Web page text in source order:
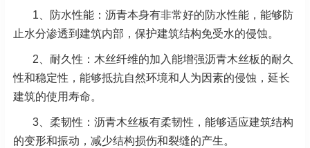
1、
防水性能：沥青本身有非常好的防水性能，能够防
止水分渗透到建筑内部，保护建筑结构免受水的侵蚀。
2、 耐久性：木丝纤维的加入能增强沥青木丝板的耐久
性和稳定性，能够抵抗自然环境和人为因素的侵蚀，延长
建筑的使用寿命。
3、 柔韧性：沥青木丝板有柔韧性，能够适应建筑结构
的变形和振动，减少结构损伤和裂缝的产生。